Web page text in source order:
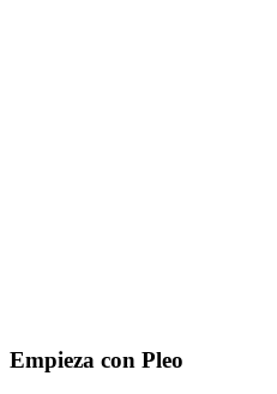
Empieza con Pleo